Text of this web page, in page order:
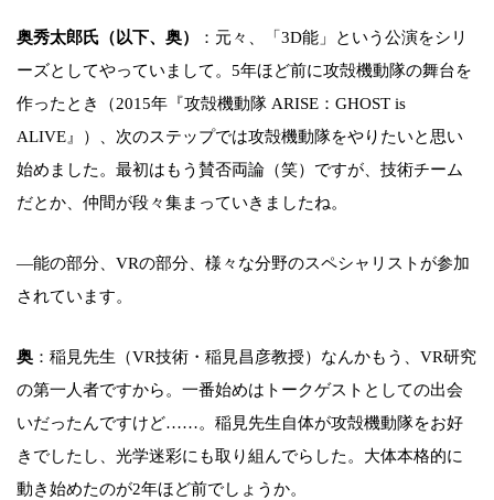
奥秀太郎氏（以下、奥）
：元々、「3D能」という公演をシリ
ーズとしてやっていまして。5年ほど前に攻殻機動隊の舞台を
作ったとき（2015年『攻殻機動隊 ARISE：GHOST is
ALIVE』）、次のステップでは攻殻機動隊をやりたいと思い
始めました。最初はもう賛否両論（笑）ですが、技術チーム
だとか、仲間が段々集まっていきましたね。
―能の部分、VRの部分、様々な分野のスペシャリストが参加
されています。
奥 ：稲見先生（VR技術・稲見昌彦教授）なんかもう、VR研究
の第一人者ですから。一番始めはトークゲストとしての出会
いだったんですけど……。稲見先生自体が攻殻機動隊をお好
きでしたし、光学迷彩にも取り組んでらした。大体本格的に
動き始めたのが2年ほど前でしょうか。